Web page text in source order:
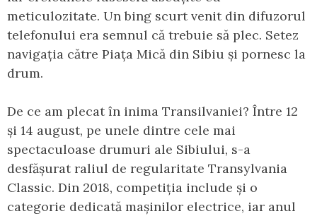
meticulozitate. Un bing scurt venit din difuzorul
telefonului era semnul că trebuie să plec. Setez
navigația către Piața Mică din Sibiu și pornesc la
drum.
De ce am plecat în inima Transilvaniei? Între 12
și 14 august, pe unele dintre cele mai
spectaculoase drumuri ale Sibiului, s-a
desfășurat raliul de regularitate Transylvania
Classic. Din 2018, competiția include și o
categorie dedicată mașinilor electrice, iar anul